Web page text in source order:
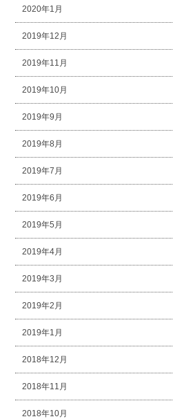
2020年1月
2019年12月
2019年11月
2019年10月
2019年9月
2019年8月
2019年7月
2019年6月
2019年5月
2019年4月
2019年3月
2019年2月
2019年1月
2018年12月
2018年11月
2018年10月